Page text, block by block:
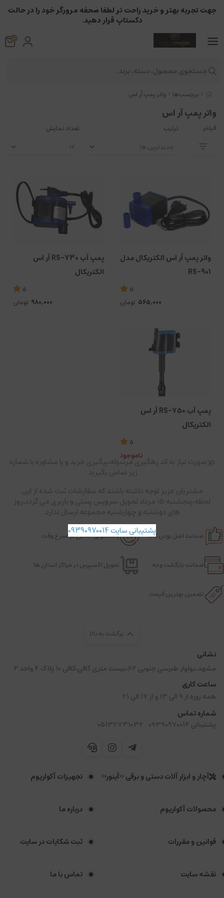
برچسب‌ها واتر پمپ آر اس
واتر پمپ آر اس
فیلتر ترتیب تعداد نمایش
واتر پمپ آر اس الکتریکال مدل
RS-901
5
565,000 تومان
پمپ آب RS-730 آر اس
الکتریکال
5
980,000 تومان
پمپ آب RS-750 آر اس
الکتریکال
5
ناموجود
ضمانت اصل بودن کالا پاسخگویی آنلاین در اسرع وقت
ضمانت بازگشت وجه تحویل اکسپرس در مراکز استان ها
تضمین بهترین قیمت
برگشت به بالا
نشانی
مشهد،بولوار طبرسی جنوبی 62،بیست متری کافی،کافی 10 پلاک 4 واحد 2
ساعت کاری
همه روزه از 9 الی 13 و از 17 الی 21
شماره تماس
پشتیبانی 09390970014
05132731032
آچار و ابزار آلات دستی و برقی <<آینور>> تجهیزات آکواریوم
محصولات آکواریوم درباره ما
قوانین و مقررات ثبت شکایات در سایت
نقشه سایت تماس با ما
جهت تجربه بهتر و خرید راحت تر لطفا صحفه مرورگر خود را در حالت
دکستاپ قرار دهید.
0
جستجوی محصول، دسته، برند...
در صورت نیاز به کد رهگیری مرسوله،پیگیری خرید و یا مشاوره با شماره
زیر تماس بگیرید.
مشتریان عزیز توجه داشته باشند که سفارشات ثبت شده از این
لحظه،پنجشنبه ۱۵ مرداد تحویل سرویس پستی و باربری می گردد،روز
های دوشنبه و چهارشنبه مجموعه ارسال ندارد.
پشتیبانی سایت 09390970014